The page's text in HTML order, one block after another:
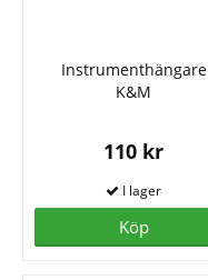
Instrumenthängare
K&M
110 kr
Köp